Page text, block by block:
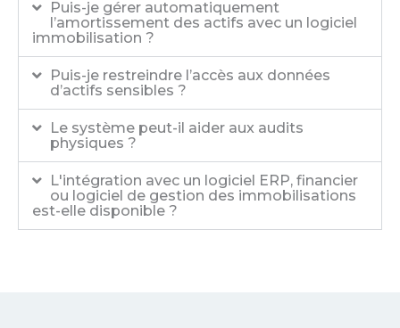
Puis-je gérer automatiquement
l’amortissement des actifs avec un logiciel
immobilisation ?
Puis-je restreindre l’accès aux données
d’actifs sensibles ?
Le système peut-il aider aux audits
physiques ?
L'intégration avec un logiciel ERP, financier
ou logiciel de gestion des immobilisations
est-elle disponible ?